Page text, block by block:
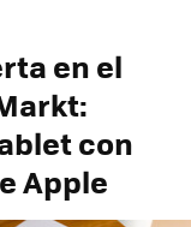
en el
con
Apple